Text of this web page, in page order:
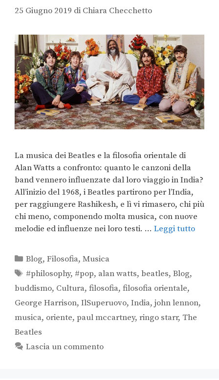
25 Giugno 2019 di Chiara Checchetto
La musica dei Beatles e la filosofia orientale di
Alan Watts a confronto: quanto le canzoni della
band vennero influenzate dal loro viaggio in India?
All’inizio del 1968, i Beatles partirono per l’India,
per raggiungere Rashikesh, e lì vi rimasero, chi più
chi meno, componendo molta musica, con nuove
melodie ed influenze nei loro testi. … Leggi tutto
Blog,Filosofia,Musica
#philosophy, #pop, alan watts,beatles,Blog,
buddismo, Cultura, filosofia, filosofia orientale,
George Harrison, IlSuperuovo, India, john lennon,
musica, oriente, paul mccartney, ringo starr, The
Beatles
Lascia un commento